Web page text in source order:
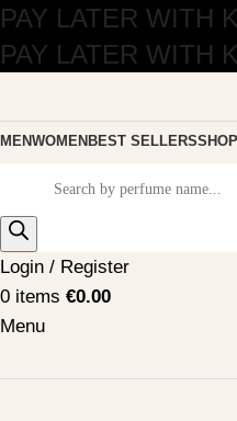
PAY LATER WITH
PAY LATER WITH
MENWOMEN BEST SELLERS
Login / Register
0 items €0.00
Menu